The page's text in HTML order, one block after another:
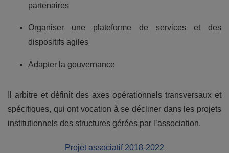
partenaires
Organiser une plateforme de services et des
dispositifs agiles
Adapter la gouvernance
Il arbitre et définit des axes opérationnels transversaux et
spécifiques, qui ont vocation à se décliner dans les projets
institutionnels des structures gérées par l’association.
Projet associatif 2018-2022